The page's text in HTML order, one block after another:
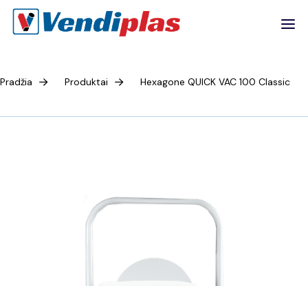
Pradžia Produktai Hexagone QUICK VAC 100 Classic